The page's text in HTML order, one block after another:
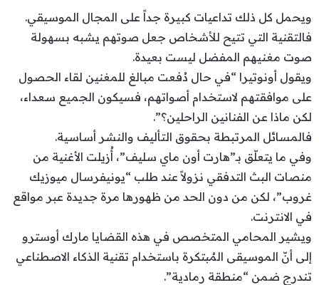
ويحمل كل ذلك تداعيات كبيرة جداً على المجال الموسيقي.
فالتقنية التي تتيح للأشخاص جعل صوتهم يشبه بسهولة
صوت مغنيهم المفضل ليست بعيدة.
ويقول أونوتيرا “في حال دُفعت مبالغ للمغنين لقاء الحصول
على موافقتهم لاستخدام أصواتهم، فسيكون الجميع سعداء،
لكن ماذا عن الفنانين الراحلين؟”.
فالمسائل المرتبطة بحقوق التأليف والنشر أساسية.
وفي ما يتعلّق بـ”هارت أون ماي سليف”، أُزيلت الأغنية من
منصات البث التدفقي نزولاً عند طلب “يونيفرسال ميوزيك
غروب”، لكن من دون الحد من ظهورها مرة جديدة عبر مواقع
في الانترنت.
ويشير المحامي المتخصص في هذه القضايا مارك أوسترو
إلى أنّ الموسيقى المُبتكرة باستخدام تقنية الذكاء الاصطناعي
تندرج ضمن “منطقة رمادية”.